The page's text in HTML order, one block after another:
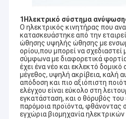
1Ηλεκτρικό σύστημα
Ο ηλεκτρικός κινητήρας που
κατασκευάστηκε από την
ώθησης υψηλής ώθησης με
ορίου,που μπορεί να
σύμφωνα με διαφορετικά
έχει ένα νέο και εκλεκτό δομικό
μέγεθος, υψηλή ακρίβεια, καλή
απόδοση και πιο αξιόπιστη
ελέγχου είναι εύκολο στη
εγκατάσταση, και ο θόρυβός του
παρόμοια προϊόντα, φθάνοντας
εγχώρια βιομηχανία